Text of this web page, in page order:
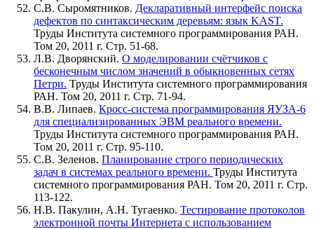
С.В. Сыромятников. Декларативный интерфейс поиска
дефектов по синтаксическим деревьям: язык KAST.
Труды Института системного программирования РАН.
Том 20, 2011 г. Стр. 51-68.
Л.В. Дворянский. О моделировании счётчиков с
бесконечным числом значений в обыкновенных сетях
Петри. Труды Института системного программирования
РАН. Том 20, 2011 г. Стр. 71-94.
В.В. Липаев. Кросс-система программирования ЯУЗА-6
для специализированных ЭВМ реального времени.
Труды Института системного программирования РАН.
Том 20, 2011 г. Стр. 95-110.
С.В. Зеленов. Планирование строго периодических
задач в системах реального времени. Труды Института
системного программирования РАН. Том 20, 2011 г. Стр.
113-122.
Н.В. Пакулин, А.Н. Тугаенко. Тестирование протоколов
электронной почты Интернета с использованием